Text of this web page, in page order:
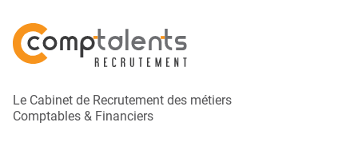
Le Cabinet de Recrutement des métiers
Comptables & Financiers